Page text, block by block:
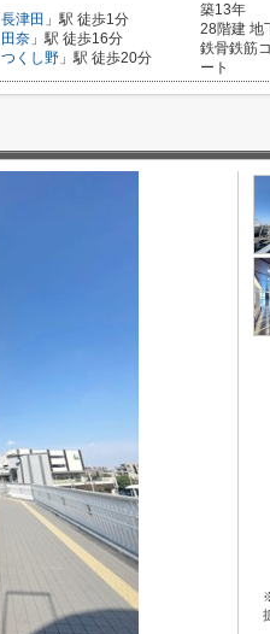
長津田 」駅 徒歩1分
田奈 」駅 徒歩16分
つくし野 」駅 徒歩20分
築13年
28階建 地
鉄骨鉄筋
ート